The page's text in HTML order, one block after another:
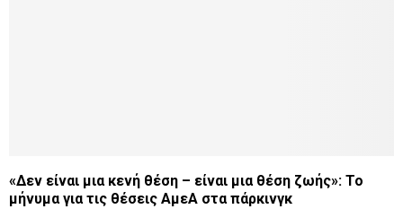
«Δεν είναι μια κενή θέση – είναι μια θέση ζωής»: Το
μήνυμα για τις θέσεις ΑμεΑ στα πάρκινγκ